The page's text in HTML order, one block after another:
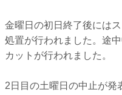
金曜日の初日終了後には
処置が行われました。途
カットが行われました。
2日目の土曜日の中止が発